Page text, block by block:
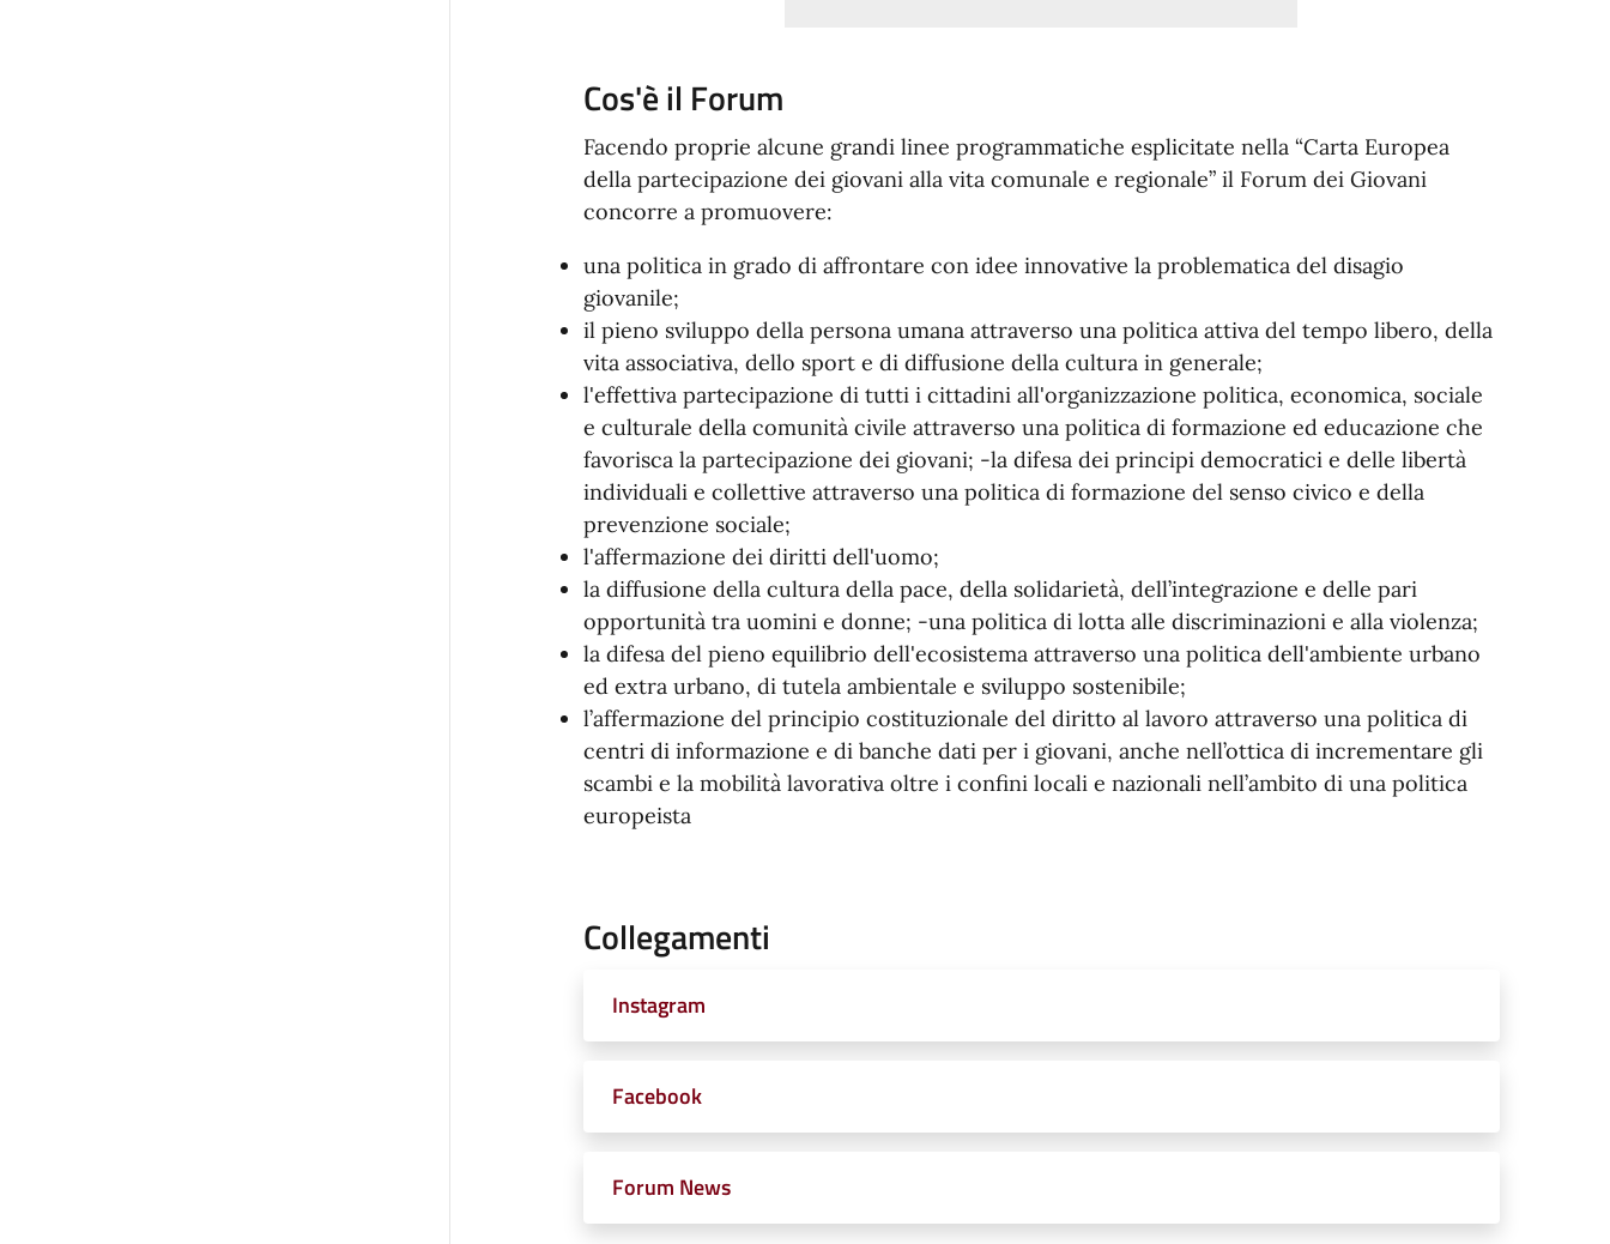
Cos'è il Forum
Facendo proprie alcune grandi linee programmatiche esplicitate nella “Carta Europea
della partecipazione dei giovani alla vita comunale e regionale” il Forum dei Giovani
concorre a promuovere:
una politica in grado di affrontare con idee innovative la problematica del disagio
giovanile;
il pieno sviluppo della persona umana attraverso una politica attiva del tempo libero, della
vita associativa, dello sport e di diffusione della cultura in generale;
l'effettiva partecipazione di tutti i cittadini all'organizzazione politica, economica, sociale
e culturale della comunità civile attraverso una politica di formazione ed educazione che
favorisca la partecipazione dei giovani; -la difesa dei principi democratici e delle libertà
individuali e collettive attraverso una politica di formazione del senso civico e della
prevenzione sociale;
l'affermazione dei diritti dell'uomo;
la diffusione della cultura della pace, della solidarietà, dell’integrazione e delle pari
opportunità tra uomini e donne; -una politica di lotta alle discriminazioni e alla violenza;
la difesa del pieno equilibrio dell'ecosistema attraverso una politica dell'ambiente urbano
ed extra urbano, di tutela ambientale e sviluppo sostenibile;
l’affermazione del principio costituzionale del diritto al lavoro attraverso una politica di
centri di informazione e di banche dati per i giovani, anche nell’ottica di incrementare gli
scambi e la mobilità lavorativa oltre i confini locali e nazionali nell’ambito di una politica
europeista
Collegamenti
Instagram
Facebook
Forum News